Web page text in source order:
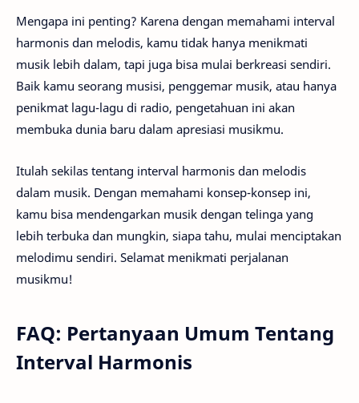
Mengapa ini penting? Karena dengan memahami interval
harmonis dan melodis, kamu tidak hanya menikmati
musik lebih dalam, tapi juga bisa mulai berkreasi sendiri.
Baik kamu seorang musisi, penggemar musik, atau hanya
penikmat lagu-lagu di radio, pengetahuan ini akan
membuka dunia baru dalam apresiasi musikmu.
Itulah sekilas tentang interval harmonis dan melodis
dalam musik. Dengan memahami konsep-konsep ini,
kamu bisa mendengarkan musik dengan telinga yang
lebih terbuka dan mungkin, siapa tahu, mulai menciptakan
melodimu sendiri. Selamat menikmati perjalanan
musikmu!
FAQ: Pertanyaan Umum Tentang
Interval Harmonis